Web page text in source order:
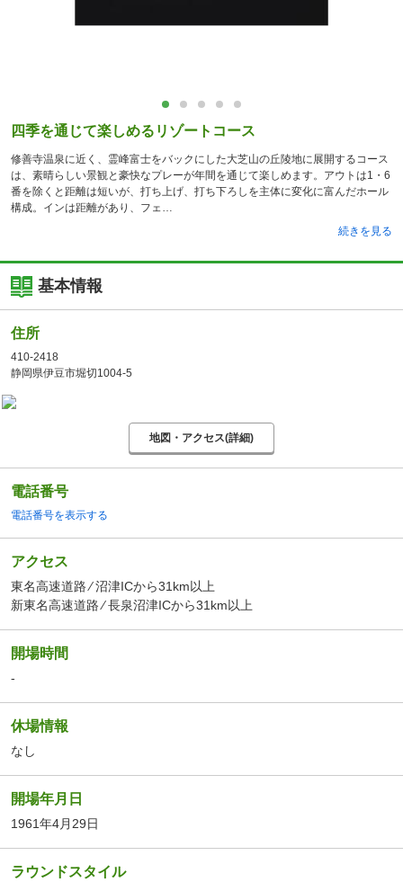
四季を通じて楽しめるリゾートコース
修善寺温泉に近く、霊峰富士をバックにした大芝山の丘陵地に展開するコース
は、素晴らしい景観と豪快なプレーが年間を通じて楽しめます。アウトは1・6
番を除くと距離は短いが、打ち上げ、打ち下ろしを主体に変化に富んだホール
構成。インは距離があり、フェ
続きを見る
基本情報
住所
410-2418
静岡県伊豆市堀切1004-5
地図・アクセス(詳細)
電話番号
電話番号を表示する
アクセス
東名高速道路 ⁄ 沼津ICから31km以上
新東名高速道路 ⁄ 長泉沼津ICから31km以上
開場時間
-
休場情報
なし
開場年月日
1961年4月29日
ラウンドスタイル